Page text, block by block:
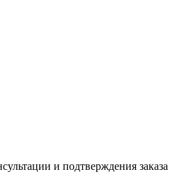
и подтверждения заказа